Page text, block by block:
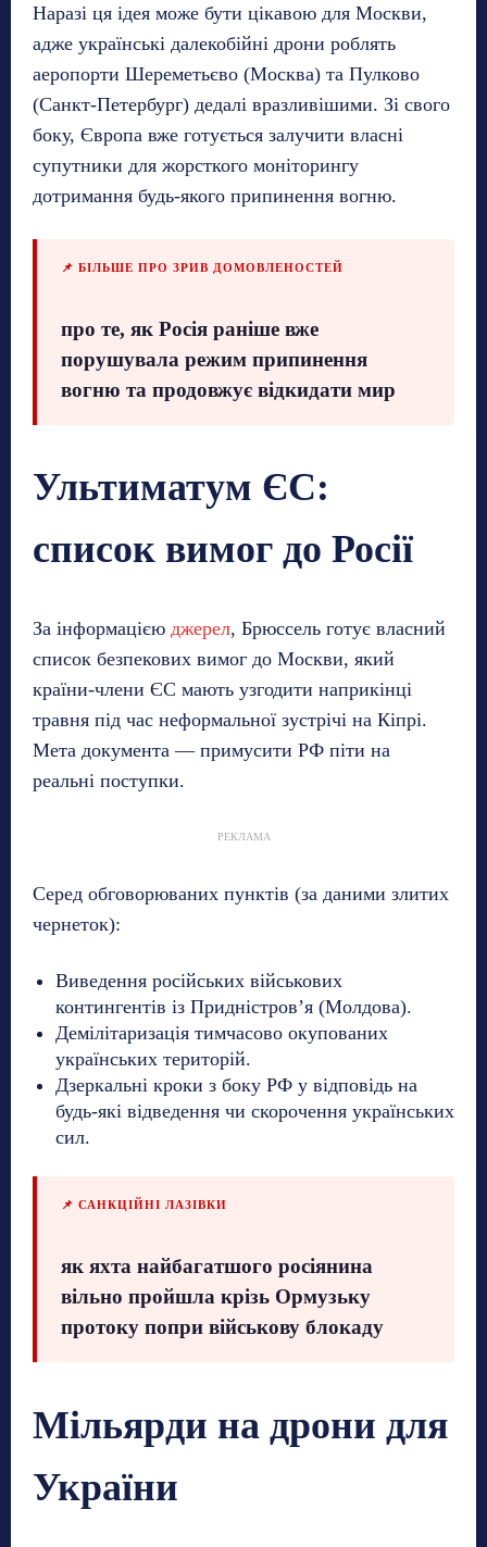
Наразі ця ідея може бути цікавою для Москви,
адже українські далекобійні дрони роблять
аеропорти Шереметьєво (Москва) та Пулково
(Санкт-Петербург) дедалі вразливішими. Зі свого
боку, Європа вже готується залучити власні
супутники для жорсткого моніторингу
дотримання будь-якого припинення вогню.
📌 БІЛЬШЕ ПРО ЗРИВ ДОМОВЛЕНОСТЕЙ
про те, як Росія раніше вже
порушувала режим припинення
вогню та продовжує відкидати мир
Ультиматум ЄС:
список вимог до Росії
За інформацією джерел, Брюссель готує власний
список безпекових вимог до Москви, який
країни-члени ЄС мають узгодити наприкінці
травня під час неформальної зустрічі на Кіпрі.
Мета документа — примусити РФ піти на
реальні поступки.
РЕКЛАМА
Серед обговорюваних пунктів (за даними злитих
чернеток):
Виведення російських військових
контингентів із Придністров’я (Молдова).
Демілітаризація тимчасово окупованих
українських територій.
Дзеркальні кроки з боку РФ у відповідь на
будь-які відведення чи скорочення українських
сил.
📌 САНКЦІЙНІ ЛАЗІВКИ
як яхта найбагатшого росіянина
вільно пройшла крізь Ормузьку
протоку попри військову блокаду
Мільярди на дрони для
України